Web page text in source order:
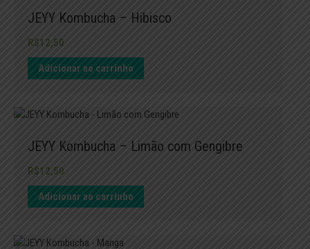
JEYY Kombucha – Hibisco
R$12,50
Adicionar ao carrinho
JEYY Kombucha – Limão com Gengibre
R$12,50
Adicionar ao carrinho